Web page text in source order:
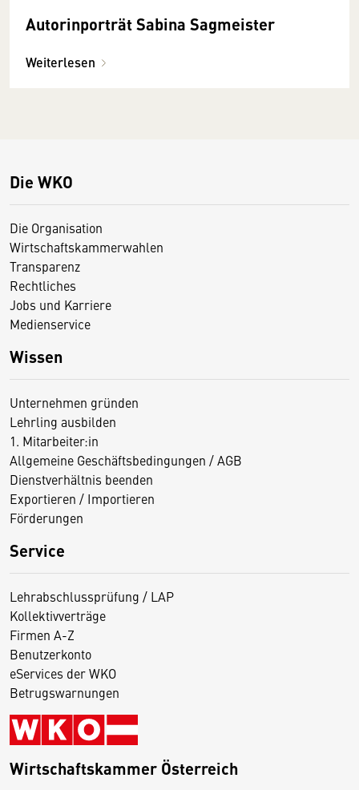
Autorinporträt Sabina Sagmeister
Weiterlesen
Die WKO
Die Organisation
Wirtschaftskammerwahlen
Transparenz
Rechtliches
Jobs und Karriere
Medienservice
Wissen
Unternehmen gründen
Lehrling ausbilden
1. Mitarbeiter:in
Allgemeine Geschäftsbedingungen / AGB
Dienstverhältnis beenden
Exportieren / Importieren
Förderungen
Service
Lehrabschlussprüfung / LAP
Kollektivverträge
Firmen A-Z
Benutzerkonto
eServices der WKO
Betrugswarnungen
Wirtschaftskammer Österreich